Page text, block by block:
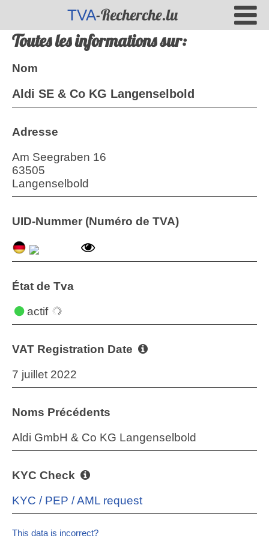
TVA-Recherche.lu
Toutes les informations sur:
Nom
Aldi SE & Co KG Langenselbold
Adresse
Am Seegraben 16
63505
Langenselbold
UID-Nummer (Numéro de TVA)
État de Tva
actif
VAT Registration Date
7 juillet 2022
Noms Précédents
Aldi GmbH & Co KG Langenselbold
KYC Check
KYC / PEP / AML request
This data is incorrect?